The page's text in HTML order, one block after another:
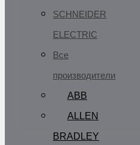
SCHNEIDER
ELECTRIC
Все
производители
ABB
ALLEN
BRADLEY